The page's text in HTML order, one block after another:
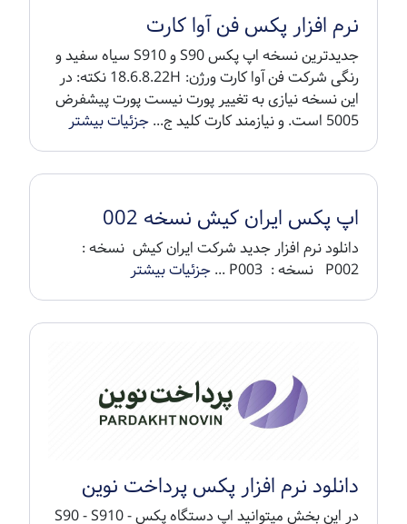
نرم افزار پکس فن آوا کارت
جدیدترین نسخه اپ پکس S90 و S910 سیاه سفید و
رنگی شرکت فن آوا کارت ورژن: 18.6.8.22H نکته: در
این نسخه نیازی به تغییر پورت نیست پورت پیشفرض
5005 است. و نیازمند کارت کلید ج...
جزئیات بیشتر
اپ پکس ایران کیش نسخه 002
دانلود نرم افزار جدید شرکت ایران کیش نسخه :
P002 نسخه : P003 ...
جزئیات بیشتر
دانلود نرم افزار پکس پرداخت نوین
در این بخش میتوانید اپ دستگاه پکس S90 - S910 -